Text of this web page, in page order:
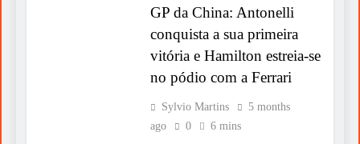
GP da China: Antonelli
conquista a sua primeira
vitória e Hamilton estreia-se
no pódio com a Ferrari
Sylvio Martins
5 months
ago
0 6 mins